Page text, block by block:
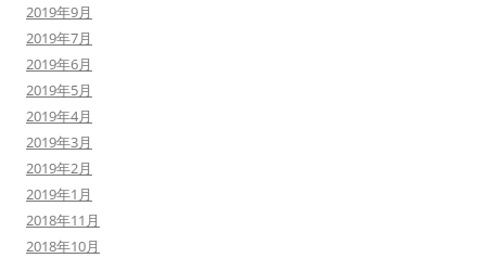
2019年9月
2019年7月
2019年6月
2019年5月
2019年4月
2019年3月
2019年2月
2019年1月
2018年11月
2018年10月